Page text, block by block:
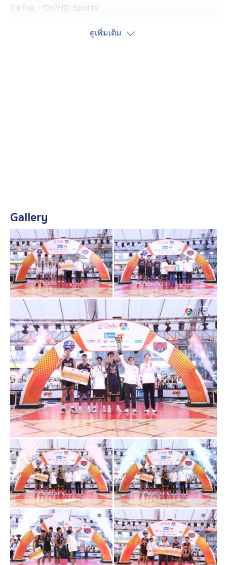
TikTok : Ch7HD Sports
ชมคลิปย้อนหลังทุกคู่ ได้ที่ :ดูเพิ่มเติม
Gallery